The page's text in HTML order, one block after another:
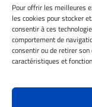
Pour offrir les meilleures
les cookies pour stocker
consentir à ces
comportement de
consentir ou de retirer
caractéristiques et
Déclaration
Avertissement
INTRANET
Site Officiel - LEAD -